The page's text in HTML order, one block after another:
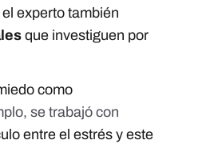
experto también
que investiguen por
como
se trabajó con
entre el estrés y este